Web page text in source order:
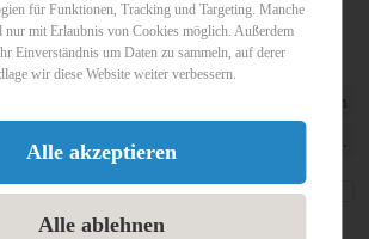
am16.11.2018
Böttger
Vorstellung von Premium-Mitgliedern
Köln, Bonn, Eifel ...
für Funktionen, Tracking und Targeting. Manche
nur mit Erlaubnis von Cookies möglich. Außerdem
Einverständnis um Daten zu sammeln, auf derer
wir diese Website weiter verbessern.
Alle akzeptieren
Alle ablehnen